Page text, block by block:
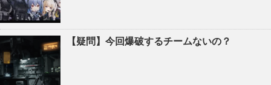
【疑問】今回爆破するチームないの？